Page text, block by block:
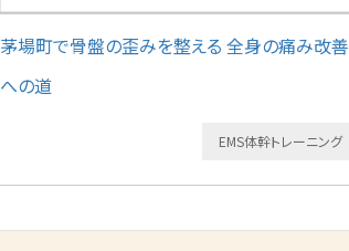
茅場町で骨盤の歪みを整える 全身の痛み改善
への道
EMS体幹トレーニング